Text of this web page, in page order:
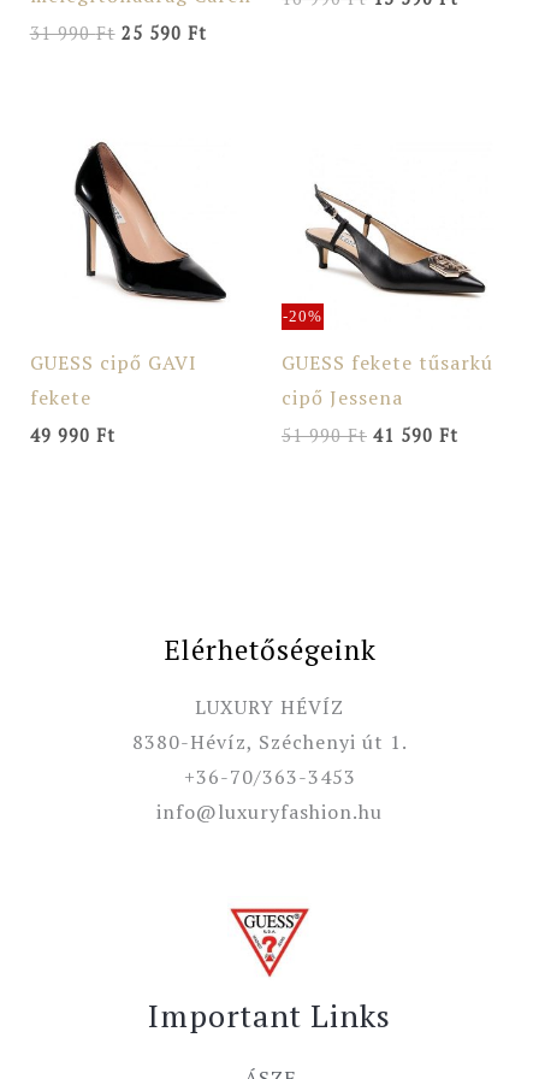
31 990Ft 25 590 Ft
GUESS cipő GAVI
fekete
49 990 Ft
-20%
GUESS fekete tűsarkú
cipő Jessena
51 990Ft 41 590 Ft
Elérhetőségeink
LUXURY HÉVÍZ
8380-Hévíz, Széchenyi út 1.
+36-70/363-3453
info@luxuryfashion.hu
Important Links